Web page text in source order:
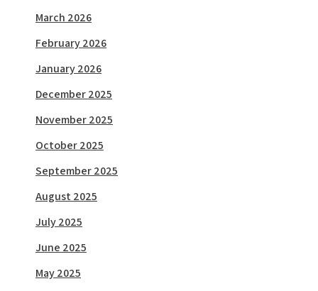
March 2026
February 2026
January 2026
December 2025
November 2025
October 2025
September 2025
August 2025
July 2025
June 2025
May 2025